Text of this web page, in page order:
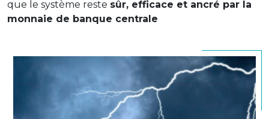
que le système reste sûr, efficace et ancré par la
monnaie de banque centrale